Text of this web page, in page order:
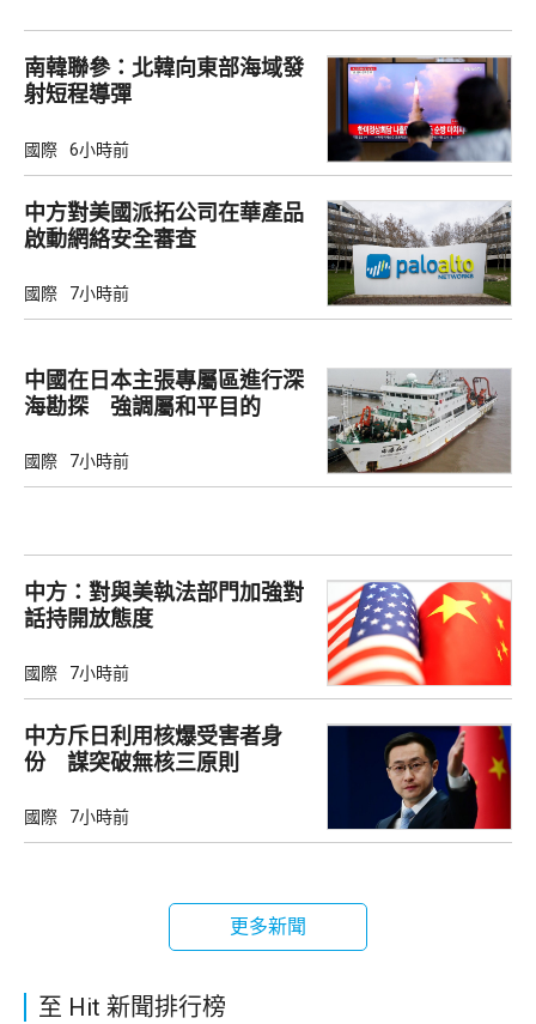
南韓聯參：北韓向東部海域發
射短程導彈
國際 6小時前
中方對美國派拓公司在華產品
啟動網絡安全審查
國際 7小時前
中國在日本主張專屬區進行深
海勘探 強調屬和平目的
國際 7小時前
中方：對與美執法部門加強對
話持開放態度
國際 7小時前
中方斥日利用核爆受害者身
份 謀突破無核三原則
國際 7小時前
更多新聞
至 Hit 新聞排行榜